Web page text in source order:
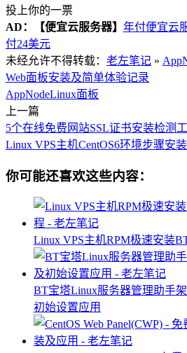
投上你的一票
AD：
【便宜云服务器】 年付便宜云
付24美元
未经允许不得转载： 老左笔记 »
Web面板安装及简单体验记录
AppNodeLinux面板
上一篇
5个在线免费网站SSL证书安装检测
Linux VPS主机CentOS6环境步骤安装
你可能还喜欢这些内容：
Linux VPS主机RPM极速安装
BT宝塔Linux服务器管理助手
初始设置应用